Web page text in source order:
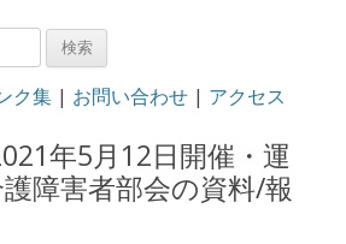
ク集 | お問い合わせ | アクセス
年5月12日開催・運
障害者部会の資料/報